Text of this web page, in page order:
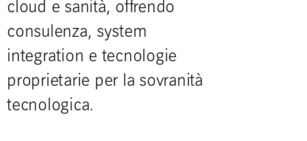
cloud e sanità, offrendo
consulenza, system
integration e tecnologie
proprietarie per la sovranità
tecnologica.